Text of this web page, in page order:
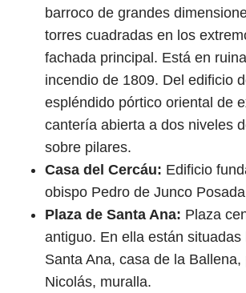
barroco de grandes
torres cuadradas en los
fachada principal. Está en
incendio de 1809. Del edificio
espléndido pórtico oriental de
cantería abierta a dos niveles
sobre pilares.
Casa del Cercáu: Edificio
obispo Pedro de Junco
Plaza de Santa Ana: Plaza
antiguo. En ella están situadas
Santa Ana, casa de la Ballena,
Nicolás, muralla.